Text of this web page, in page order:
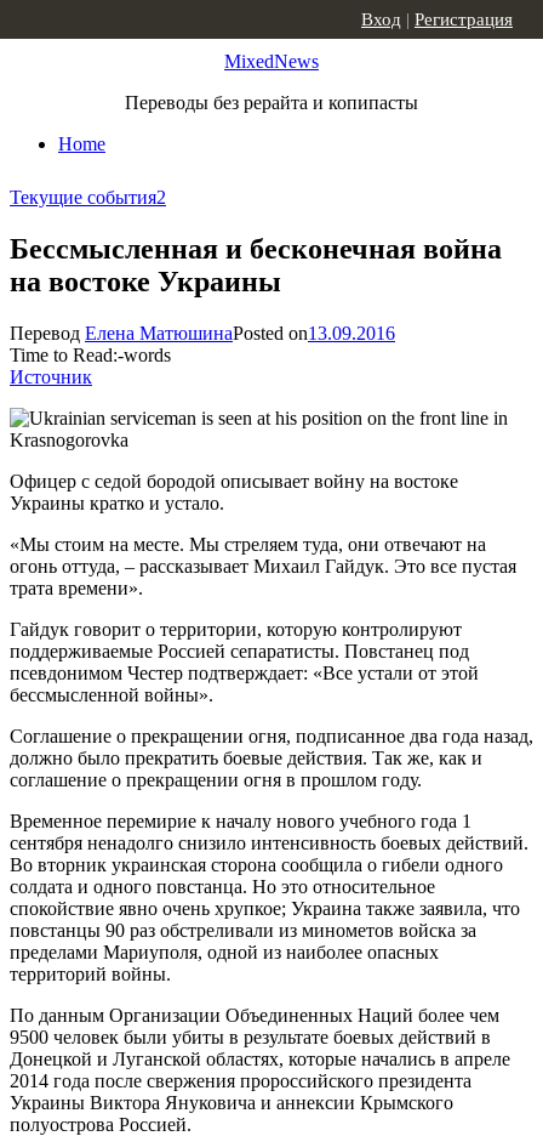
MixedNews
Переводы без рерайта и копипасты
Home
Вход | Регистрация
Текущие события2
Бессмысленная и бесконечная война
на востоке Украины
Перевод Елена МатюшинаPosted on13.09.2016
Time to Read:-words
Источник
Офицер с седой бородой описывает войну на востоке
Украины кратко и устало.
«Мы стоим на месте. Мы стреляем туда, они отвечают на
огонь оттуда, – рассказывает Михаил Гайдук. Это все пустая
трата времени».
Гайдук говорит о территории, которую контролируют
поддерживаемые Россией сепаратисты. Повстанец под
псевдонимом Честер подтверждает: «Все устали от этой
бессмысленной войны».
Соглашение о прекращении огня, подписанное два года назад,
должно было прекратить боевые действия. Так же, как и
соглашение о прекращении огня в прошлом году.
Временное перемирие к началу нового учебного года 1
сентября ненадолго снизило интенсивность боевых действий.
Во вторник украинская сторона сообщила о гибели одного
солдата и одного повстанца. Но это относительное
спокойствие явно очень хрупкое; Украина также заявила, что
повстанцы 90 раз обстреливали из минометов войска за
пределами Мариуполя, одной из наиболее опасных
территорий войны.
По данным Организации Объединенных Наций более чем
9500 человек были убиты в результате боевых действий в
Донецкой и Луганской областях, которые начались в апреле
2014 года после свержения пророссийского президента
Украины Виктора Януковича и аннексии Крымского
полуострова Россией.